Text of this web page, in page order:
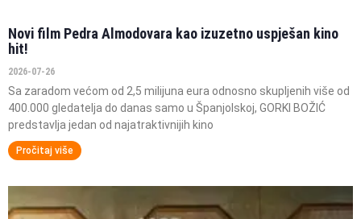
Novi film Pedra Almodovara kao izuzetno uspješan kino
hit!
2026-07-26
Sa zaradom većom od 2,5 milijuna eura odnosno skupljenih više od
400.000 gledatelja do danas samo u Španjolskoj, GORKI BOŽIĆ
predstavlja jedan od najatraktivnijih kino
Pročitaj više